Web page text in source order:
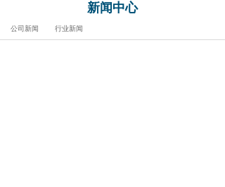
新闻中心
公司新闻 行业新闻